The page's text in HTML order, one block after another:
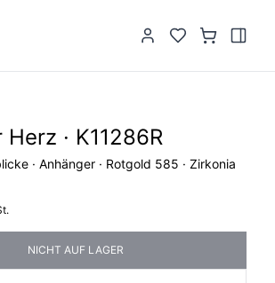
· K11286R
· Anhänger · Rotgold 585 · Zirkonia
NICHT AUF LAGER